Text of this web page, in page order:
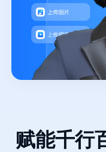
赋能千行